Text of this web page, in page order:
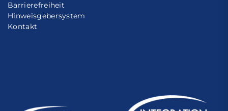
Barrierefreiheit
Hinweisgebersystem
Kontakt